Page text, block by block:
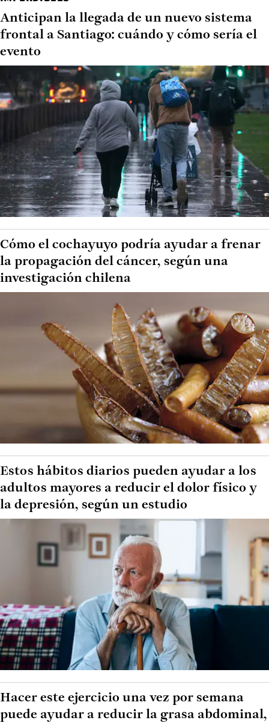
Anticipan la llegada de un nuevo sistema
frontal a Santiago: cuándo y cómo sería el
evento
Cómo el cochayuyo podría ayudar a frenar
la propagación del cáncer, según una
investigación chilena
Estos hábitos diarios pueden ayudar a los
adultos mayores a reducir el dolor físico y
la depresión, según un estudio
Hacer este ejercicio una vez por semana
puede ayudar a reducir la grasa abdominal,